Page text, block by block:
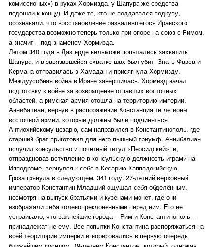
комиссионых») в руках Хормизда, у Шапура же средства
подошли к концу). И даже те, кто не поддавался подкупу,
осознавали, что восстановление развалившегося Иранского
государства возможно теперь только при опоре на союз с Римом,
а значит – под знаменем Хормизда.
Летом 340 года в Дазгерде вельможи попытались захватить
Шапура, и в завязавшейся схватке шах был убит. Знать Фарса и
Кермана отправилась в Хамадан и присягнула Хормизду.
Междуусобная война в Иране завершилась. Хормизд начал
подготовку к войне за возвращение отпавших восточных
областей, а римская армия отошла на территорию империи.
Аннибалиан, вернув в распоряжении Констанция те легионы
восточной армии, которые должны были подчиняться
Антиохийскому цезарю, сам направился в Константинополь, где
старший брат приготовил для него пышный триумф. Аннибалиан
получил консульство и почетный титул «Персидский», и,
отпраздновав вступление в консульскую должность играми на
Ипподроме, вернулся к себе в Кесарию Каппадокийскую.
Гроза грянула в следующем, 341 году. 27-летний верховный
император Константин Младший ощущал себя обделённым,
несмотря на выпуск братьями и кузенами монет, где они
изображали себя коленопреклоненными перед ним. Его не
устраивало, что важнейшие города – Рим и Константинополь -
принадлежат не ему. Все попытки Константина распоряжаться на
всей территории империи игнорировались в первую очередь
ближайшим соседом, 19-летним Константом, который, одержав